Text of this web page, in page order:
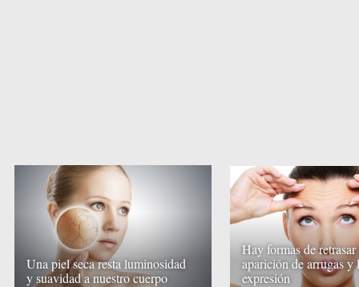
Una piel seca resta luminosidad
y suavidad a nuestro cuerpo
Hay formas de retrasar
aparición de arrugas y
expresión